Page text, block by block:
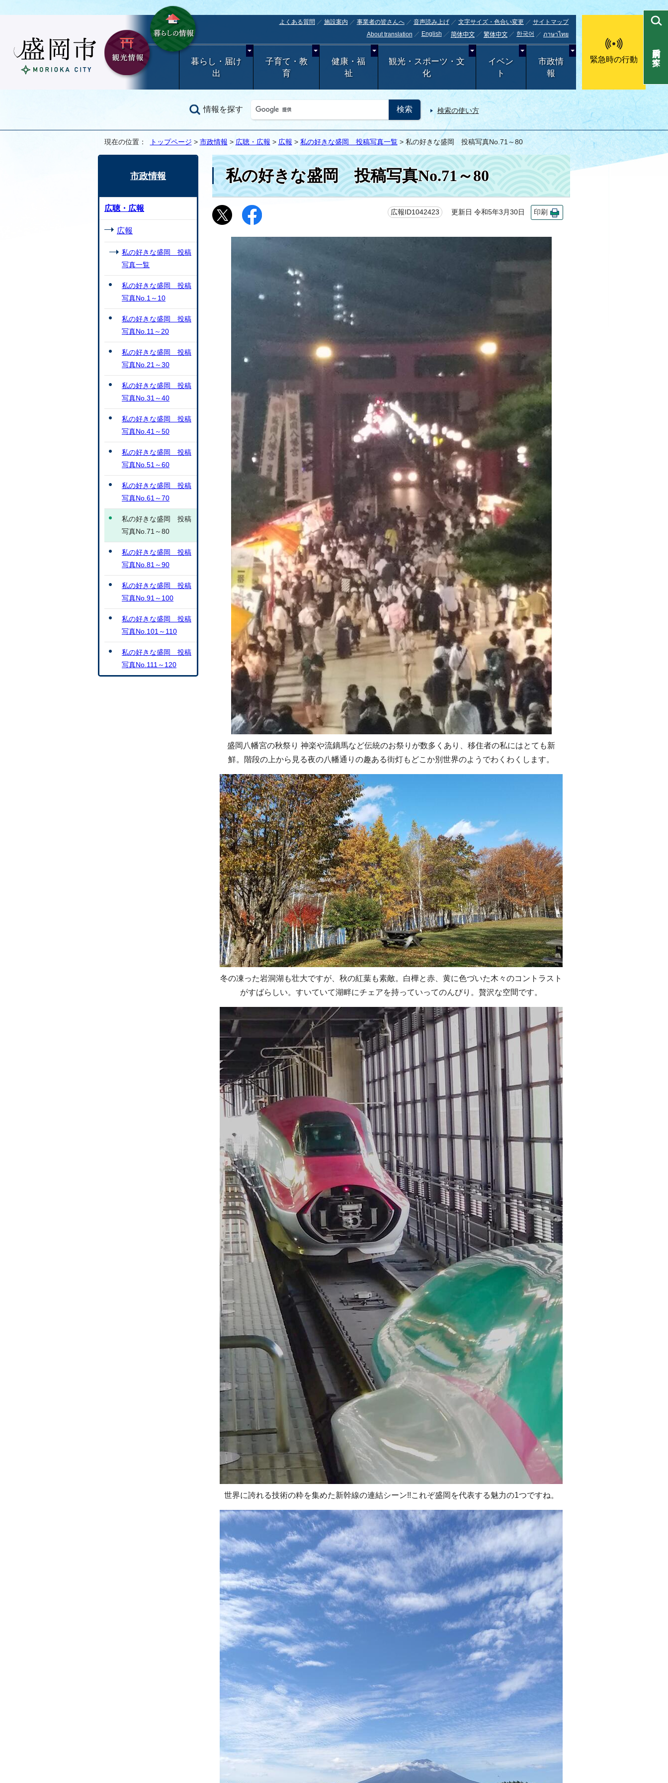
よくある質問 施設案内 事業者の皆さんへ 音声読み上げ 文字サイズ・色合い変更
サイトマップ
About translation
English 简体中文 繁体中文 한국어 ภาษาไทย
暮らし・届け
出
子育て・教
育
健康・福
祉
観光・スポーツ・文
化
イベン
ト
市政情
報
緊急時の行動
情報を探す 検索の使い方
目的別で探す
現在の位置： トップページ > 市政情報 > 広聴・広報 > 広報 > 私の好きな盛岡 投稿写真一覧> 私の好きな盛岡 投稿写真No.71～80
私の好きな盛岡 投稿写真No.71～80
広報ID1042423 更新日 令和5年3月30日 印刷
盛岡八幡宮の秋祭り 神楽や流鏑馬など伝統のお祭りが数多くあり、移住者の私にはとても新
鮮。階段の上から見る夜の八幡通りの趣ある街灯もどこか別世界のようでわくわくします。
冬の凍った岩洞湖も壮大ですが、秋の紅葉も素敵。白樺と赤、黄に色づいた木々のコントラスト
がすばらしい。すいていて湖畔にチェアを持っていってのんびり。贅沢な空間です。
世界に誇れる技術の粋を集めた新幹線の連結シーン!!これぞ盛岡を代表する魅力の1つですね。
市政情報
広聴・広報
広報
私の好きな盛岡 投稿
写真一覧
私の好きな盛岡 投稿
写真No.1～10
私の好きな盛岡 投稿
写真No.11～20
私の好きな盛岡 投稿
写真No.21～30
私の好きな盛岡 投稿
写真No.31～40
私の好きな盛岡 投稿
写真No.41～50
私の好きな盛岡 投稿
写真No.51～60
私の好きな盛岡 投稿
写真No.61～70
私の好きな盛岡 投稿
写真No.71～80
私の好きな盛岡 投稿
写真No.81～90
私の好きな盛岡 投稿
写真No.91～100
私の好きな盛岡 投稿
写真No.101～110
私の好きな盛岡 投稿
写真No.111～120